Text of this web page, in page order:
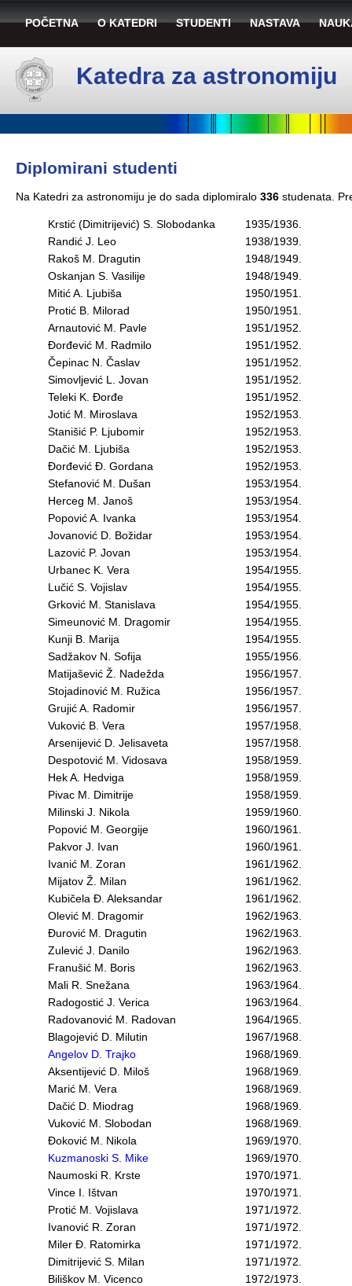
POČETNA O KATEDRI STUDENTI NASTAVA
Katedra za astronomiju
Diplomirani studenti
Na Katedri za astronomiju je do sada diplomiralo 336 studenata.
Krstić (Dimitrijević) S. Slobodanka
1935/1936.
Randić J. Leo
1938/1939.
Rakoš M. Dragutin
1948/1949.
Oskanjan S. Vasilije
1948/1949.
Mitić A. Ljubiša
1950/1951.
Protić B. Milorad
1950/1951.
Arnautović M. Pavle
1951/1952.
Đorđević M. Radmilo
1951/1952.
Čepinac N. Časlav
1951/1952.
Simovljević L. Jovan
1951/1952.
Teleki K. Đorđe
1951/1952.
Jotić M. Miroslava
1952/1953.
Stanišić P. Ljubomir
1952/1953.
Dačić M. Ljubiša
1952/1953.
Đorđević Đ. Gordana
1952/1953.
Stefanović M. Dušan
1953/1954.
Herceg M. Janoš
1953/1954.
Popović A. Ivanka
1953/1954.
Jovanović D. Božidar
1953/1954.
Lazović P. Jovan
1953/1954.
Urbanec K. Vera
1954/1955.
Lučić S. Vojislav
1954/1955.
Grković M. Stanislava
1954/1955.
Simeunović M. Dragomir
1954/1955.
Kunji B. Marija
1954/1955.
Sadžakov N. Sofija
1955/1956.
Matijašević Ž. Nadežda
1956/1957.
Stojadinović M. Ružica
1956/1957.
Grujić A. Radomir
1956/1957.
Vuković B. Vera
1957/1958.
Arsenijević D. Jelisaveta
1957/1958.
Despotović M. Vidosava
1958/1959.
Hek A. Hedviga
1958/1959.
Pivac M. Dimitrije
1958/1959.
Milinski J. Nikola
1959/1960.
Popović M. Georgije
1960/1961.
Pakvor J. Ivan
1960/1961.
Ivanić M. Zoran
1961/1962.
Mijatov Ž. Milan
1961/1962.
Kubičela Đ. Aleksandar
1961/1962.
Olević M. Dragomir
1962/1963.
Đurović M. Dragutin
1962/1963.
Zulević J. Danilo
1962/1963.
Franušić M. Boris
1962/1963.
Mali R. Snežana
1963/1964.
Radogostić J. Verica
1963/1964.
Radovanović M. Radovan
1964/1965.
Blagojević D. Milutin
1967/1968.
Angelov D. Trajko
1968/1969.
Aksentijević D. Miloš
1968/1969.
Marić M. Vera
1968/1969.
Dačić D. Miodrag
1968/1969.
Vuković M. Slobodan
1968/1969.
Đoković M. Nikola
1969/1970.
Kuzmanoski S. Mike
1969/1970.
Naumoski R. Krste
1970/1971.
Vince I. Ištvan
1970/1971.
Protić M. Vojislava
1971/1972.
Ivanović R. Zoran
1971/1972.
Miler Đ. Ratomirka
1971/1972.
Dimitrijević S. Milan
1971/1972.
Biliškov M. Vicenco
1972/1973.